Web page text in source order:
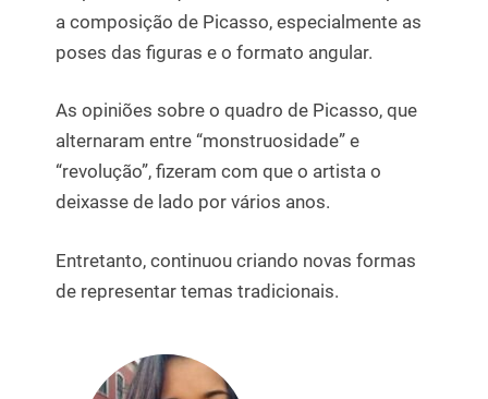
a composição de Picasso, especialmente as
poses das figuras e o formato angular.
As opiniões sobre o quadro de Picasso, que
alternaram entre “monstruosidade” e
“revolução”, fizeram com que o artista o
deixasse de lado por vários anos.
Entretanto, continuou criando novas formas
de representar temas tradicionais.